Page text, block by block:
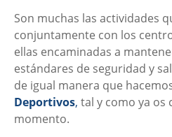
Son muchas las actividades
conjuntamente con los
ellas encaminadas a
estándares de seguridad y
de igual manera que
Deportivos, tal y como ya os
momento.